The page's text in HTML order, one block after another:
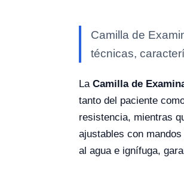
Camilla de
técnicas,
La Camilla de
tanto del paciente
resistencia, mientras
ajustables con
al agua e ignífuga,